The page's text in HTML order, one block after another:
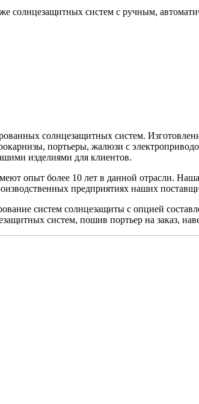
солнцезащитных систем с ручным,
солнцезащитных систем.
портьеры, жалюзи с
изделиями для клиентов.
опыт более 10 лет в данной отрасли.
предприятиях наших
систем солнцезащиты с опцией
систем, пошив портьер на заказ,